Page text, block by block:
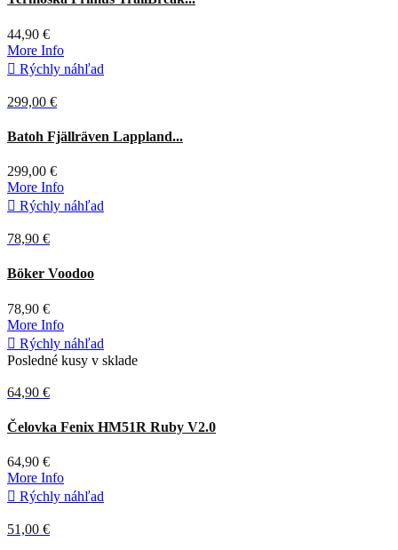
44,90 €
More Info
 Rýchly náhľad
299,00 €
Tmavá
olivová
Batoh Fjällräven Lappland...
299,00 €
More Info
 Rýchly náhľad
78,90 €
Čierna
Böker Voodoo
78,90 €
More Info
 Rýchly náhľad
Posledné kusy v sklade
64,90 €
Čierna
Čelovka Fenix HM51R Ruby V2.0
64,90 €
More Info
 Rýchly náhľad
51,00 €